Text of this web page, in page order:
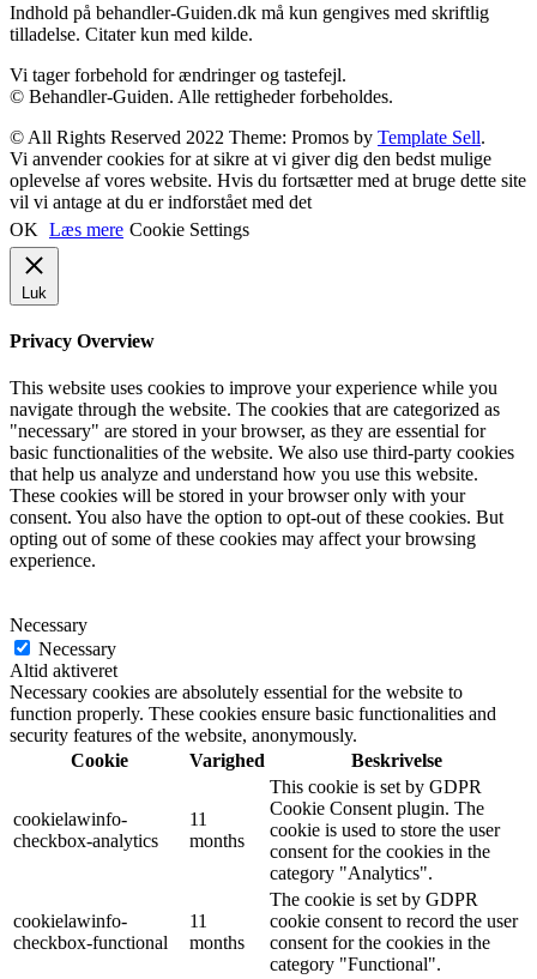
Indhold på behandler-Guiden.dk må kun gengives med skriftlig
tilladelse. Citater kun med kilde.
Vi tager forbehold for ændringer og tastefejl.
© Behandler-Guiden. Alle rettigheder forbeholdes.
© All Rights Reserved 2022 Theme: Promos by Template Sell.
Vi anvender cookies for at sikre at vi giver dig den bedst mulige
oplevelse af vores website. Hvis du fortsætter med at bruge dette site
vil vi antage at du er indforstået med det
OK Læs mere Cookie Settings
Luk
Privacy Overview
This website uses cookies to improve your experience while you
navigate through the website. The cookies that are categorized as
"necessary" are stored in your browser, as they are essential for
basic functionalities of the website. We also use third-party cookies
that help us analyze and understand how you use this website.
These cookies will be stored in your browser only with your
consent. You also have the option to opt-out of these cookies. But
opting out of some of these cookies may affect your browsing
experience.
Necessary
Necessary
Altid aktiveret
Necessary cookies are absolutely essential for the website to
function properly. These cookies ensure basic functionalities and
security features of the website, anonymously.
Cookie
Varighed Beskrivelse
cookielawinfo-
checkbox-analytics
11
months
This cookie is set by GDPR
Cookie Consent plugin. The
cookie is used to store the user
consent for the cookies in the
category "Analytics".
cookielawinfo-
checkbox-functional
11
months
The cookie is set by GDPR
cookie consent to record the user
consent for the cookies in the
category "Functional".